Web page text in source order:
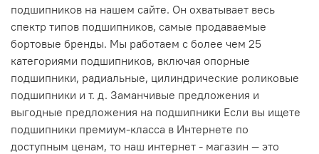
подшипников на нашем сайте. Он охватывает весь
спектр типов подшипников, самые продаваемые
бортовые бренды. Мы работаем с более чем 25
категориями подшипников, включая опорные
подшипники, радиальные, цилиндрические роликовые
подшипники и т. д. Заманчивые предложения и
выгодные предложения на подшипники Если вы ищете
подшипники премиум-класса в Интернете по
доступным ценам, то наш интернет - магазин — это